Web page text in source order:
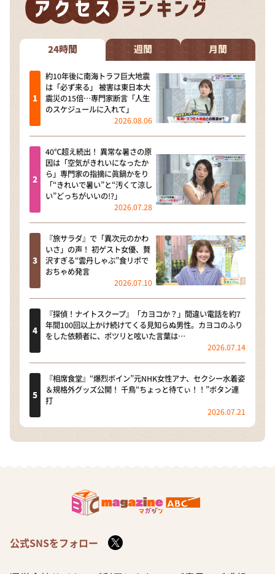
24時間 週間 月間
約10年後に南海トラフ巨大地震
は「必ず来る」 被害は東日本大
震災の15倍…専門家断言「人生
のスケジュールに入れて」
2026.08.06
40℃超え続出！ 異常な暑さの原
因は「空気がきれいになったか
ら」専門家の指摘に眞鍋かをり
「“きれいで暑い”と“汚くて涼し
い”どっちがいいの!?」
2026.07.28
『旅サラダ』で「異次元のかわ
いさ」の声！ 初ゲスト女優、贅
沢すぎる“雲丹しゃぶ”食リポで
おちゃめ発言
2026.07.10
『探偵！ナイトスクープ』「カヨコか？」間違い電話を約7
年間100回以上かけ続けてくる見知らぬ男性。カヨコのふり
をした依頼者に、ポツリと呟いた言葉は…
2026.07.14
『相席食堂』“爆烈ボイン”元NHK女性アナ、セクシー水着姿
＆規格外グッズ公開！ 千鳥“ちょっと待てぃ！！”ボタン連
打
2026.07.21
公式SNSをフォロー